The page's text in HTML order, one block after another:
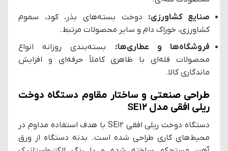
صنایع کشاورزی: دوخت بسته‌های بذر، کود، سموم
کشاورزی، خوراک دام و سایر محصولات مرتبط.
فروشگاه‌ها و عطاری‌ها: بسته‌بندی روزانه انواع
محصولات فله‌ای با ظاهری کاملاً حرفه‌ای و افزایش
ماندگاری کالا.
طراحی صنعتی و ساختار مقاوم دستگاه دوخت
ریلی افقی مدل SE12
دستگاه دوخت ریلی افقی SE12 با هدف استفاده مداوم در
محیط‌های کاری طراحی شده است. بدنه دستگاه از ورق